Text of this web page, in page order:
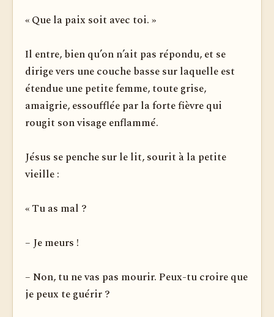
« Que la paix soit avec toi. »
Il entre, bien qu’on n’ait pas répondu, et se
dirige vers une couche basse sur laquelle est
étendue une petite femme, toute grise,
amaigrie, essoufflée par la forte fièvre qui
rougit son visage enflammé.
Jésus se penche sur le lit, sourit à la petite
vieille :
« Tu as mal ?
– Je meurs !
– Non, tu ne vas pas mourir. Peux-tu croire que
je peux te guérir ?